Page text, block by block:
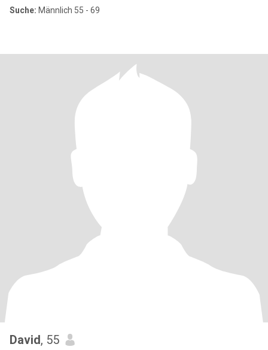
Suche: Männlich 55 - 69
David, 55